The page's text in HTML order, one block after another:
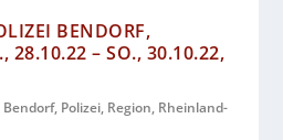
BENDORF,
28.10.22 – SO., 30.10.22,
Bendorf, Polizei, Region, Rheinland-